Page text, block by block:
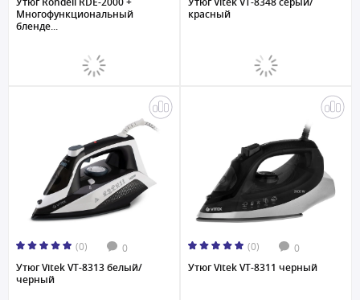
Многофункциональный
бленде...
красный
(0) 0
Утюг Vitek VT-8313 белый/
черный
(0) 0
Утюг Vitek VT-8311 черный